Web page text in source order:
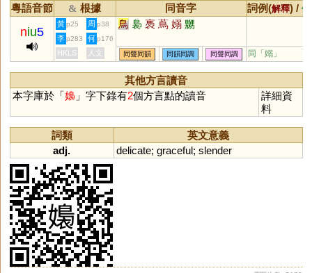
粵語音節 & 根據 同音字 詞例(解釋) /
niu5
黃 p25 周 p38 鳥 裊 褭 蔦 嫋 嬲
李 p283 何 p176
HKLS 人文 同聲同韻 同韻同調 同聲同調 同「嫋 」
其他方言讀音
本字庫於「嬝」字下錄有2個方言點的讀音
詳細資
料
詞類
英文意義
adj.
delicate; graceful; slender